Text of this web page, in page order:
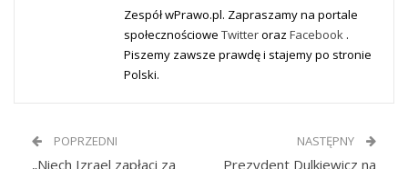
Zespół wPrawo.pl. Zapraszamy na portale
społecznościowe Twitteroraz Facebook .
Piszemy zawsze prawdę i stajemy po stronie
Polski.
POPRZEDNI
„Niech Izrael zapłaci za
NASTĘPNY
Prezydent Dulkiewicz na